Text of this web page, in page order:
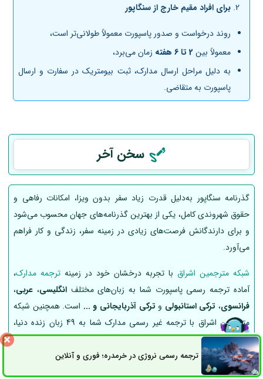
برای افراد مقیم خارج از سنگاپور
روند درخواست و صدور پاسپورت معمولاً طولانی‌تر است،
معمولاً بین 2 تا 6 هفته
زمان می‌برد،
به دلیل مراحل ارسال مدارک، ثبت بیومتریک در سفارت و ارسال
پاسپورت به متقاضی.
سخن آخر
گذرنامه سنگاپور به‌دلیل قدرت زیاد سفر بدون ویزا، امکانات رفاهی و
حقوق شهروندی کامل، یکی از بهترین گذرنامه‌های جهان محسوب می‌شود
و برای دارندگانش فرصت‌های زیادی در زمینه سفر، زندگی و کار فراهم
می‌آورد.
شبکه مترجمین اشراق با تجربه درخشان خود در زمینه ترجمه مدارک،
آماده ترجمه رسمی پاسپورت شما به زبان‌های مختلفانگلیسی، عربی،
فرانسوی،ترکی استانبولی و ترکی آذربایجانی و ... است. همچنین شبکه
مترجمین اشراق با ترجمه غیر رسمی مدارک شما به 49 زبان زنده دنیا،
شانس پذیرش در مهاجرت به مقصد دلخواهتان را افزایش خواهد داد.
ترجمه رسمی نروژی در خرمدره؛ فوری و آنلاینثبت سفارش راه های ارتباطی